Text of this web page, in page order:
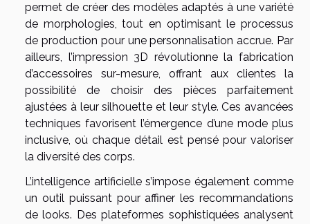
permet de créer des modèles adaptés à une variété
de morphologies, tout en optimisant le processus
de production pour une personnalisation accrue. Par
ailleurs, l’impression 3D révolutionne la fabrication
d’accessoires sur-mesure, offrant aux clientes la
possibilité de choisir des pièces parfaitement
ajustées à leur silhouette et leur style. Ces avancées
techniques favorisent l’émergence d’une mode plus
inclusive, où chaque détail est pensé pour valoriser
la diversité des corps.
L’intelligence artificielle s’impose également comme
un outil puissant pour affiner les recommandations
de looks. Des plateformes sophistiquées analysent